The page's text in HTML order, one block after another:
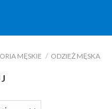
MĘSKIE / ODZIEŻ MĘSKA